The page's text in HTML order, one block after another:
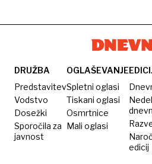
DRUŽBA
Predstavitev
Vodstvo
Dosežki
Sporočila za
javnost
OGLAŠEVANJE
Spletni oglasi
Tiskani oglasi
Osmrtnice
Mali oglasi
edicij